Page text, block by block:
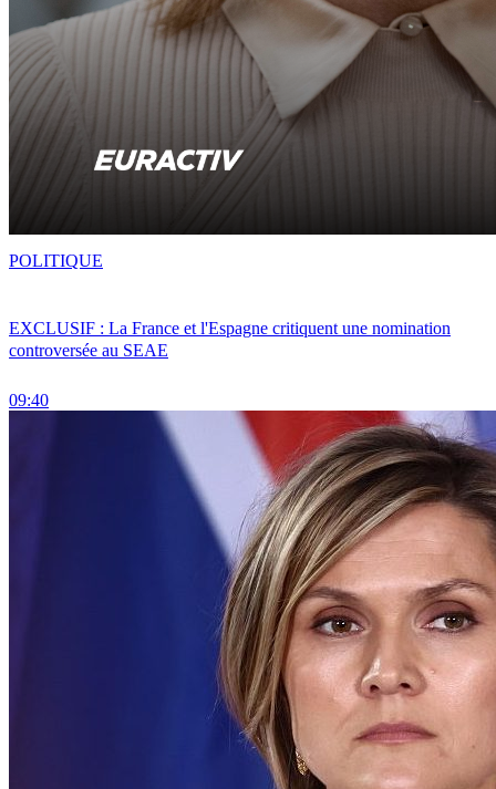
EXCLUSIF : La France et l'Espagne critiquent une nomination
controversée au SEAE
09:40
POLITIQUE